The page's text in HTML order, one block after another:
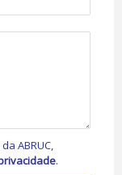
ABRUC,
.